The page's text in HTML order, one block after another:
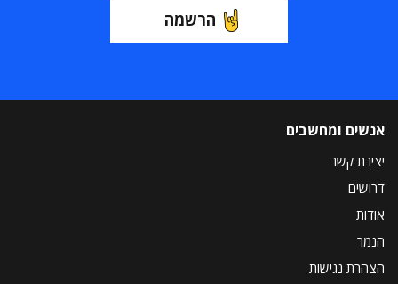
הרשמה
אנשים ומחשבים
יצירת קשר
דרושים
אודות
הנמר
הצהרת נגישות